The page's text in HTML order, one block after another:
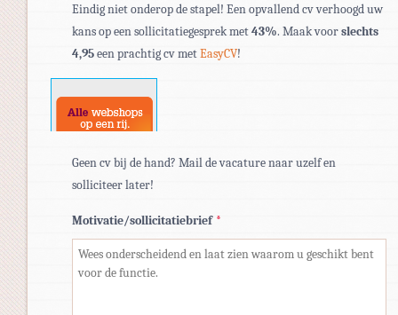
bestandstypen:
pdf,
doc,
docx.
Eindig niet onderop de stapel! Een opvallend cv verhoogd uw
kans op een sollicitatiegesprek met43%. Maak voorslechts
4,95een prachtig cv metEasyCV!
Geen cv bij de hand? Mail de vacature naar uzelf en
solliciteer later!
Motivatie/sollicitatiebrief *